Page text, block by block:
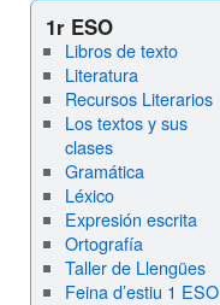
1r ESO
Libros de texto
Literatura
Recursos Literarios
Los textos y sus
clases
Gramática
Léxico
Expresión escrita
Ortografía
Taller de Llengües
Feina d’estiu 1 ESO